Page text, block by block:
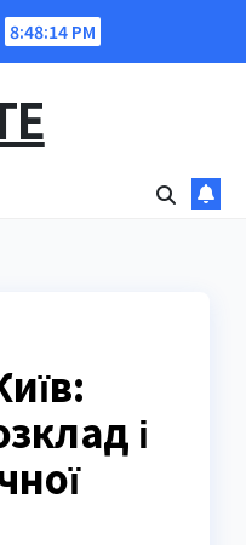
8:48:15 PM
і